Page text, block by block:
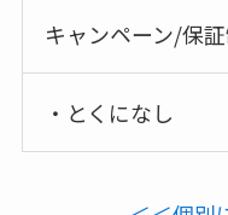
キャンペーン/保
・とくになし